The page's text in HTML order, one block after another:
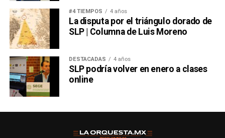
#4 TIEMPOS 4 años
La disputa por el triángulo dorado de
SLP | Columna de Luis Moreno
DESTACADAS 4 años
SLP podría volver en enero a clases
online